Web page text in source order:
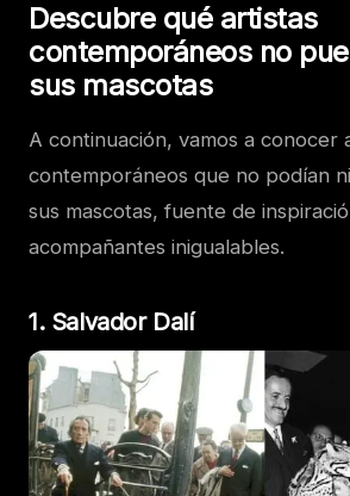
Descubre qué artistas
contemporáneos no
sus mascotas
A continuación, vamos a conocer
contemporáneos que no podían
sus mascotas, fuente de
acompañantes inigualables.
1. Salvador Dalí